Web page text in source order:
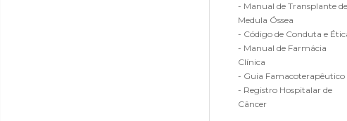
- Manual de Transplante de
Medula Óssea
- Código de Conduta e
- Manual de Farmácia
Clínica
- Guia Famacoterapêutico
- Registro Hospitalar de
Câncer